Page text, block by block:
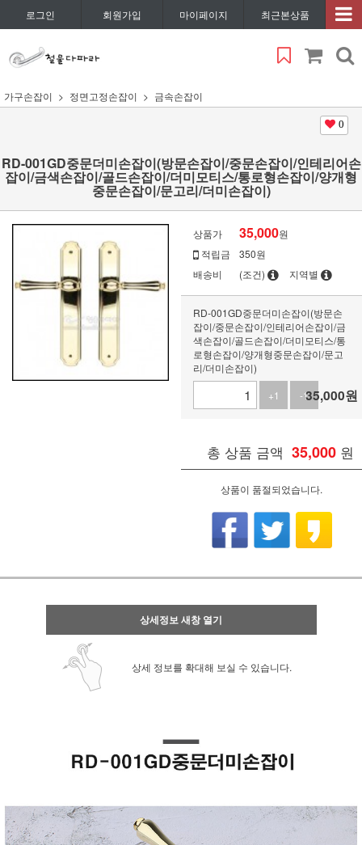
로그인 회원가입 마이페이지 최근본상품
가구손잡이 정면고정손잡이 금속손잡이
0
RD-001GD중문더미손잡이(방문손잡이/중문손잡이/인테리어손
잡이/금색손잡이/골드손잡이/더미모티스/통로형손잡이/양개형
중문손잡이/문고리/더미손잡이)
상품가 35,000원
적립금
350원
배송비
(조건) 지역별
RD-001GD중문더미손잡이(방문손
잡이/중문손잡이/인테리어손잡이/금
색손잡이/골드손잡이/더미모티스/통
로형손잡이/양개형중문손잡이/문고
리/더미손잡이)
+1
-135,000원
총 상품 금액 35,000 원
상품이 품절되었습니다.
상세정보 새창 열기
상세 정보를 확대해 보실 수 있습니다.